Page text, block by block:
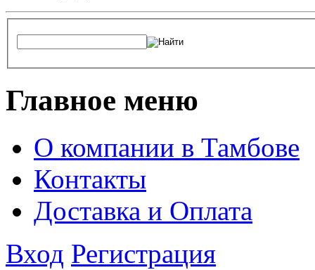
Главное меню
О компании в Тамбове
Контакты
Доставка и Оплата
Вход Регистрация